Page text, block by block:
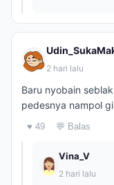
2 hari lalu
Baru nyobain
pedesnya nampol
♥ 49 💬 Balas
Vina_V
2 hari lalu